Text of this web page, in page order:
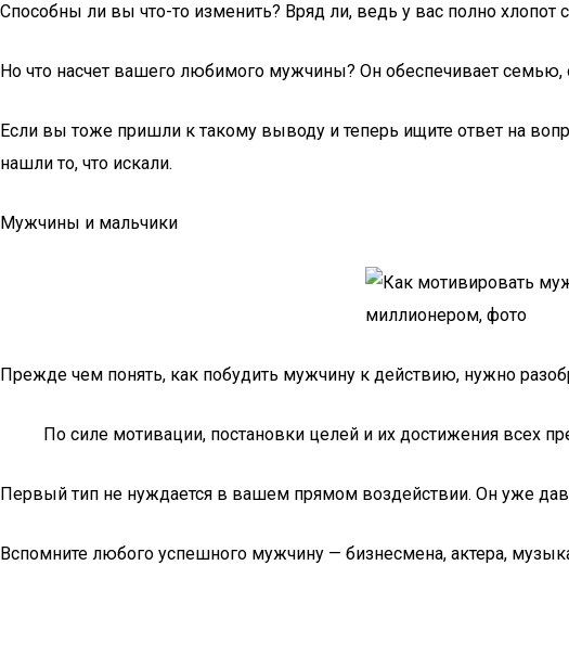
Способны ли вы что-то изменить? Вряд ли, ведь у вас полно
Но что насчет вашего любимого мужчины? Он обеспечивает
Если вы тоже пришли к такому выводу и теперь ищите ответ на
нашли то, что искали.
Мужчины и мальчики
Прежде чем понять, как побудить мужчину к действию, нужно
По силе мотивации, постановки целей и их достижения всех
Первый тип не нуждается в вашем прямом воздействии. Он уже
Вспомните любого успешного мужчину — бизнесмена, актера,